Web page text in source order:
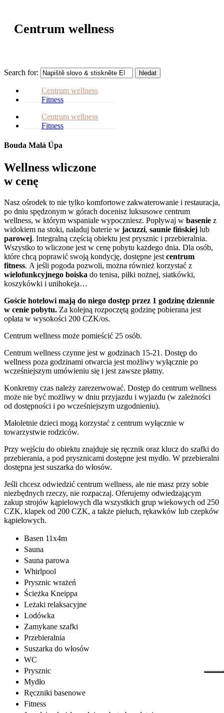
Centrum wellness
Search for: hledat
Centrum wellness
Fitness
Centrum wellness
Fitness
Bouda Malá Úpa
Wellness wliczone
w cenę
Nasz ośrodek to nie tylko komfortowe zakwaterowanie i restauracja,
po dniu spędzonym w górach docenisz luksusowe centrum
wellness, w którym wspaniale wypoczniesz. Popływaj w basenie z
widokiem na stoki, naładuj baterie w jacuzzi, saunie fińskiej lub
parowej. Integralną częścią obiektu jest prysznic i przebieralnia.
Wszystko to wliczone jest w cenę pobytu każdego dnia. Dla osób,
które chcą poprawić swoją kondycję, dostępne jest centrum
fitness. A jeśli pogoda pozwoli, można również korzystać z
wielofunkcyjnego boiska do tenisa, piłki nożnej, siatkówki,
koszykówki i unihokeja…
Goście hotelowi mają do niego dostęp przez 1 godzinę dziennie
w cenie pobytu. Za kolejną rozpoczętą godzinę pobierana jest
opłata w wysokości 200 CZK/os.
Centrum wellness może pomieścić 25 osób.
Centrum wellness czynne jest w godzinach 15-21. Dostęp do
wellness poza godzinami otwarcia jest możliwy wyłącznie po
wcześniejszym umówieniu się i jest zawsze płatny.
Konkretny czas należy zarezerwować. Dostęp do centrum wellness
może nie być możliwy w dniu przyjazdu i wyjazdu (w zależności
od dostępności i po wcześniejszym uzgodnieniu).
Małoletnie dzieci mogą korzystać z centrum wyłącznie w
towarzystwie rodziców.
Przy wejściu do obiektu znajduje się ręcznik oraz klucz do szafki do
przebierania, a pod prysznicami dostępne jest mydło. W przebieralni
dostępna jest suszarka do włosów.
Jeśli chcesz odwiedzić centrum wellness, ale nie masz przy sobie
niezbędnych rzeczy, nie rozpaczaj. Oferujemy odwiedzającym
zakup strojów kąpielowych dla wszystkich grup wiekowych od 250
CZK, klapek od 200 CZK, a także pieluch, rękawków lub czepków
kąpielowych.
Basen 11x4m
Sauna
Sauna parowa
Whirlpool
Prysznic wrażeń
Ścieżka Kneippa
Leżaki relaksacyjne
Lodówka
Zamykane szafki
Przebieralnia
Suszarka do włosów
WC
Prysznic
Mydło
Ręczniki basenowe
Fitness